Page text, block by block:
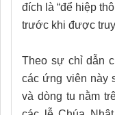
đích là “để hiệp
trước khi được
Theo sự chỉ dẫn
các ứng viên này
và dòng tu nằm